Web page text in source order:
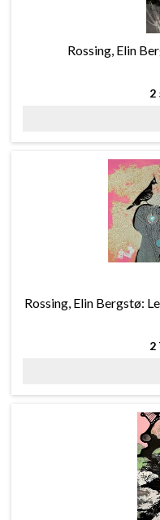
Rossing, Elin
2
Rossing, Elin Bergstø:
2